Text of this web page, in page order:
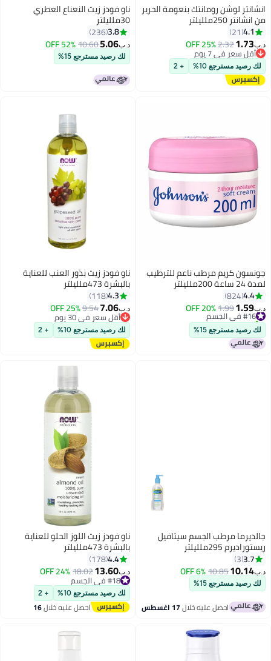
انشانتر لوشن رومانتك بنعومة الحرير
من انشانتر 250ملليلتر
4.1
21
د.ب‏1.73
2.32
25% OFF
أقل سعر في 7 يوم
أقل سعر في 7 يوم
لك رصيد مسترجع 10% + 2
ناو فودز زيت النعناع العطري
30ملليلتر
3.8
236
د.ب‏5.06
10.60
52% OFF
لك رصيد مسترجع 15%
جونسون كريم مرطب ناعم للترطيب
لمدة 24 ساعة 200ملليلتر
4.4
824
د.ب‏1.59
1.99
20% OFF #16 في الجسم
تم بيع +10 مؤخرًا
#16 في الجسم
لك رصيد مسترجع 15%
ناو فودز زيت بذور العنب للعناية
بالبشرة 473ملليلتر
4.3
118
د.ب‏7.06
9.54
25% OFF
أقل سعر في 30 يوم
أقل سعر في 30 يوم
لك رصيد مسترجع 10% + 2
جالديرما مرطب الجسم سيتافيل
ريستوراديرم 295ملليلتر
3.7
3
د.ب‏10.14
10.85
6% OFF
لك رصيد مسترجع 15%
احصل عليه خلال17 اغسطس
ناو فودز زيت اللوز الحلو للعناية
بالبشرة 473ملليلتر
4.4
178
د.ب‏13.60
18.02
24% OFF
#18 في الجسم
#18 في الجسم
لك رصيد مسترجع 10% + 2
احصل عليه خلال16